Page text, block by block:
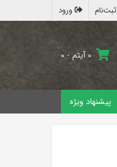
ورود ثبت‌نام
۰ آیتم - ۰
پیشنهاد ویژه